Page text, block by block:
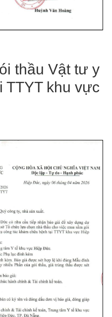
thầu Vật tư y
TTYT khu vực